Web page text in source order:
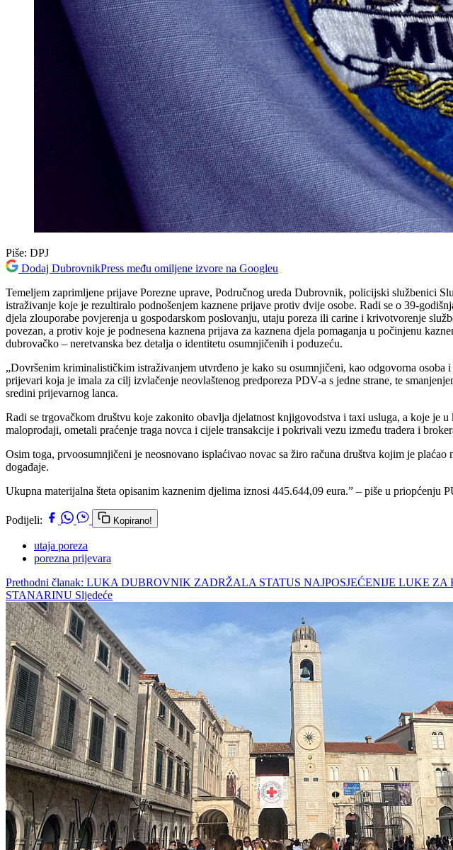
Piše: DPJ
Dodaj DubrovnikPress među omiljene izvore na Googleu
Temeljem zaprimljene prijave Porezne uprave, Područnog ureda Dubrovnik, policijski službenici
istraživanje koje je rezultiralo podnošenjem kaznene prijave protiv dvije osobe. Radi se o 39-
djela zlouporabe povjerenja u gospodarskom poslovanju, utaju poreza ili carine i krivotvorenje
povezan, a protiv koje je podnesena kaznena prijava za kaznena djela pomaganja u počinjenu
dubrovačko – neretvanska bez detalja o identitetu osumnjičenih i poduzeću.
„Dovršenim kriminalističkim istraživanjem utvrđeno je kako su osumnjičeni, kao odgovorna
prijevari koja je imala za cilj izvlačenje neovlaštenog predporeza PDV-a s jedne strane, te
sredini prijevarnog lanca.
Radi se trgovačkom društvu koje zakonito obavlja djelatnost knjigovodstva i taxi usluga, a koje je
maloprodaji, ometali praćenje traga novca i cijele transakcije i pokrivali vezu između tradera i
Osim toga, prvoosumnjičeni je neosnovano isplaćivao novac sa žiro računa društva kojim je
događaje.
Ukupna materijalna šteta opisanim kaznenim djelima iznosi 445.644,09 eura.” – piše u priopćenju
Podijeli: Kopirano!
utaja poreza
porezna prijevara
Prethodni članak: LUKA DUBROVNIK ZADRŽALA STATUS NAJPOSJEĆENIJE LUKE ZA
STANARINU Sljedeće